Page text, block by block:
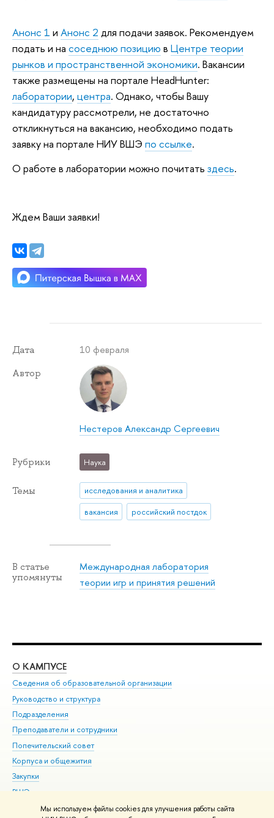
Мы используем файлы cookies для улучшения работы сайта
Анонс 1 и Анонс 2 для подачи заявок. Рекомендуем
подать и на соседнюю позицию в Центре теории
рынков и пространственной экономики. Вакансии
также размещены на портале HeadHunter:
лаборатории, центра. Однако, чтобы Вашу
кандидатуру рассмотрели, не достаточно
откликнуться на вакансию, необходимо подать
заявку на портале НИУ ВШЭ по ссылке.
О работе в лаборатории можно почитать здесь.
Ждем Ваши заявки!
Дата 10 февраля
Автор
Нестеров Александр Сергеевич
Рубрики Наука
Темы
исследования и аналитика
вакансия
российский постдок
В статье
упомянуты
Международная лаборатория
теории игр и принятия решений
О КАМПУСЕ
Сведения об образовательной организации
Руководство и структура
Подразделения
Преподаватели и сотрудники
Попечительский совет
Корпуса и общежития
Закупки
ВШЭ для студентов с ограниченными возможностями
здоровья и инвалидностью